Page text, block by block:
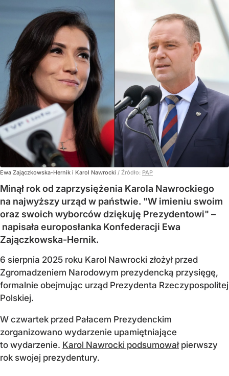
Ewa Zajączkowska-Hernik i Karol Nawrocki / Źródło: PAP
Minął rok od zaprzysiężenia Karola Nawrockiego
na najwyższy urząd w państwie. "W imieniu swoim
oraz swoich wyborców dziękuję Prezydentowi" –
napisała europosłanka Konfederacji Ewa
Zajączkowska-Hernik.
6 sierpnia 2025 roku Karol Nawrocki złożył przed
Zgromadzeniem Narodowym prezydencką przysięgę,
formalnie obejmując urząd Prezydenta Rzeczypospolitej
Polskiej.
W czwartek przed Pałacem Prezydenckim
zorganizowano wydarzenie upamiętniające
to wydarzenie. Karol Nawrocki podsumowałpierwszy
rok swojej prezydentury.